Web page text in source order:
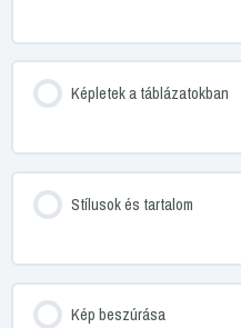
Képletek a táblázatokban
Stílusok és tartalom
Kép beszúrása